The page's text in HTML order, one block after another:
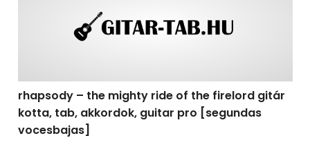
rhapsody – the mighty ride of the firelord gitár
kotta, tab, akkordok, guitar pro [segundas
vocesbajas]